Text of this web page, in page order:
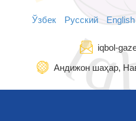
Ўзбек Русский English
iqbol-
Андижон шаҳар,